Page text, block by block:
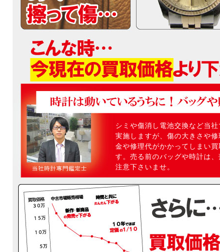
シミや傷消し電池交換など当
実施しますが、傷の大きさや
金や修理代がかかってしまい
す。売る前のバッグや時計は
注意下さいませ。